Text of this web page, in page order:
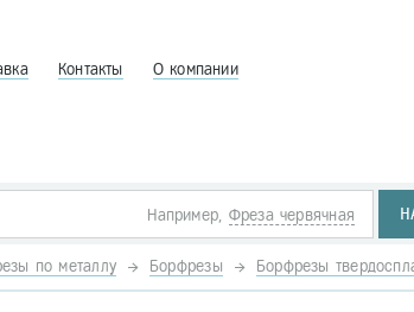
Контакты О компании
Например, Фреза червячная
по металлу Борфрезы Борфрезы